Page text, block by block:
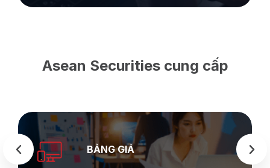
Asean Securities cung cấp
SEASTOCK
WEB